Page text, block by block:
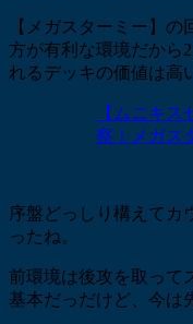
【メガスターミー】
方が有利な環境だから
れるデッキの価値は高
【ムニキ
察！メガス
序盤どっしり構えてカ
ったね。
前環境は後攻を取って
基本だっだけど、今は